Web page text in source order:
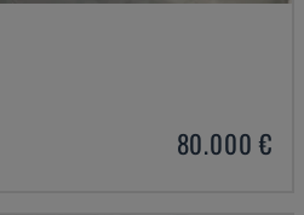
80.000 €